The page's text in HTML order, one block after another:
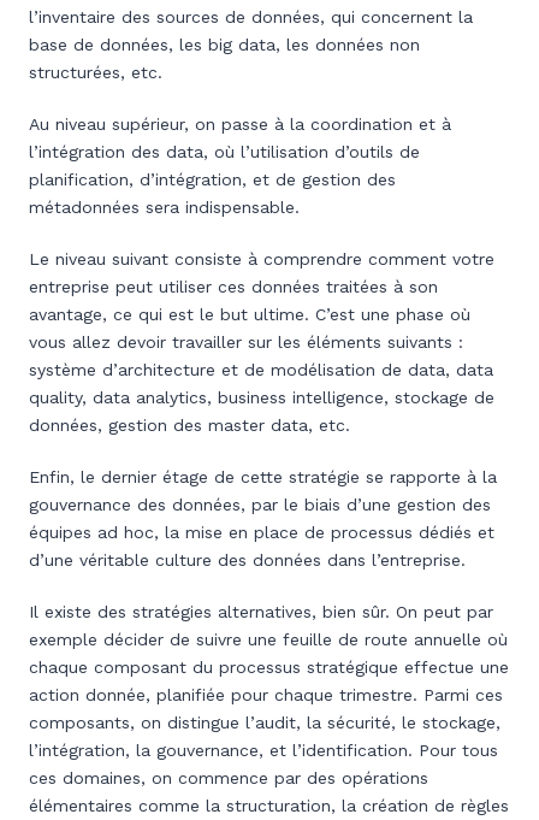
l’inventaire des sources de données, qui concernent la
base de données, les big data, les données non
structurées, etc.
Au niveau supérieur, on passe à la coordination et à
l’intégration des data, où l’utilisation d’outils de
planification, d’intégration, et de gestion des
métadonnées sera indispensable.
Le niveau suivant consiste à comprendre comment votre
entreprise peut utiliser ces données traitées à son
avantage, ce qui est le but ultime. C’est une phase où
vous allez devoir travailler sur les éléments suivants :
système d’architecture et de modélisation de data, data
quality, data analytics, business intelligence, stockage de
données, gestion des master data, etc.
Enfin, le dernier étage de cette stratégie se rapporte à la
gouvernance des données, par le biais d’une gestion des
équipes ad hoc, la mise en place de processus dédiés et
d’une véritable culture des données dans l’entreprise.
Il existe des stratégies alternatives, bien sûr. On peut par
exemple décider de suivre une feuille de route annuelle où
chaque composant du processus stratégique effectue une
action donnée, planifiée pour chaque trimestre. Parmi ces
composants, on distingue l’audit, la sécurité, le stockage,
l’intégration, la gouvernance, et l’identification. Pour tous
ces domaines, on commence par des opérations
élémentaires comme la structuration, la création de règles